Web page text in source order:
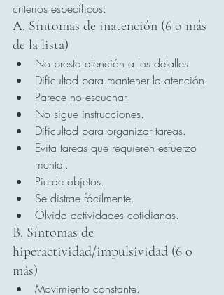
criterios específicos:
A. Síntomas de inatención (6 o más
de la lista)
No presta atención a los detalles.
Dificultad para mantener la atención.
Parece no escuchar.
No sigue instrucciones.
Dificultad para organizar tareas.
Evita tareas que requieren esfuerzo
mental.
Pierde objetos.
Se distrae fácilmente.
Olvida actividades cotidianas.
B. Síntomas de
hiperactividad/impulsividad (6 o
más)
Movimiento constante.